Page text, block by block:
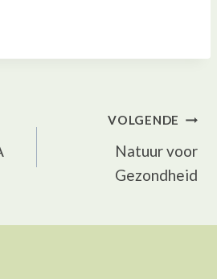
VOLGENDE
Natuur voor
Gezondheid